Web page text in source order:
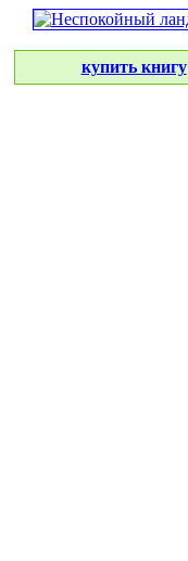
купить книгу